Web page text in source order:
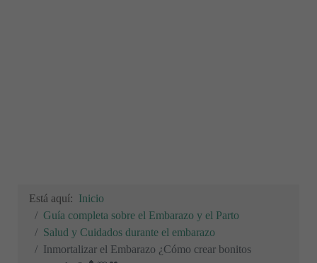
Está aquí: Inicio
Guía completa sobre el Embarazo y el Parto
Salud y Cuidados durante el embarazo
Inmortalizar el Embarazo ¿Cómo crear bonitos